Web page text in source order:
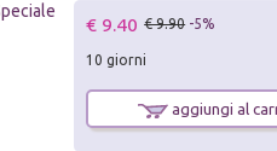
€ 9.40 € 9.90 -5%
10 giorni
aggiungi al